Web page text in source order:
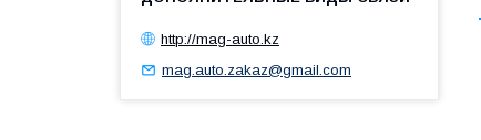
http://mag-auto.kz
mag.auto.zakaz@gmail.com